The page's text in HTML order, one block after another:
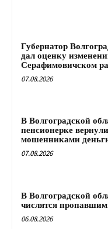
Губернатор
дал оценку
Серафимовичском
07.08.2026
В Волгоградской
пенсионерке
мошенниками
07.08.2026
В Волгоградской
числятся
06.08.2026